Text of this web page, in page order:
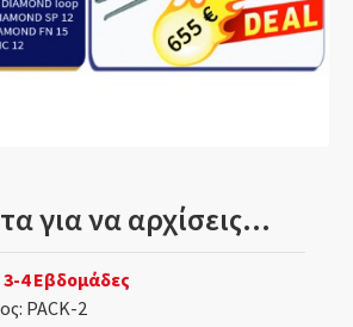
για να αρχίσεις...
3-4 Εβδομάδες
PACK-2